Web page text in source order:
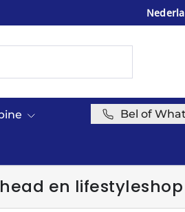
ONLINE
Land/
Bel of
en lifestyleshop